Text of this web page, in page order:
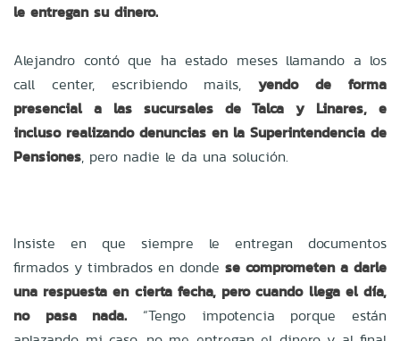
le entregan su dinero.
Alejandro contó que ha estado meses llamando a los
call center, escribiendo mails,yendo de forma
presencial a las sucursales de Talca y Linares, e
incluso realizando denuncias en la Superintendencia de
Pensiones, pero nadie le da una solución.
Insiste en que siempre le entregan documentos
firmados y timbrados en donde se comprometen a darle
una respuesta en cierta fecha, pero cuando llega el día,
no pasa nada. “Tengo impotencia porque están